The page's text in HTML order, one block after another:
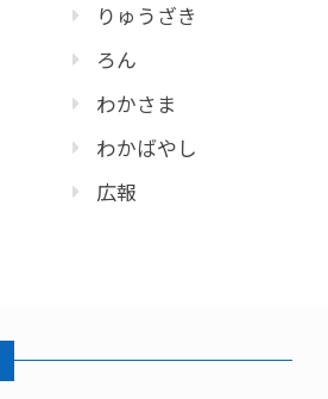
りゅうざき
ろん
わかさま
わかばやし
広報